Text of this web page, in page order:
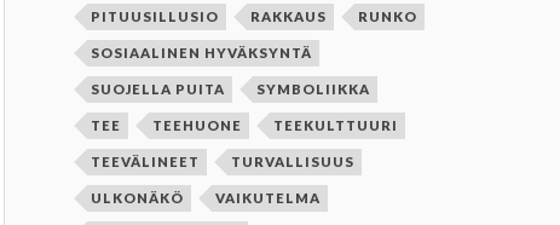
PITUUSILLUSIO RAKKAUS RUNKO
SOSIAALINEN HYVÄKSYNTÄ
SUOJELLA PUITA SYMBOLIIKKA
TEE TEEHUONE TEEKULTTUURI
TEEVÄLINEET TURVALLISUUS
ULKONÄKÖ VAIKUTELMA